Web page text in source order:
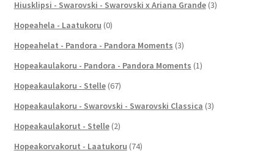
Hiusklipsi - Swarovski - Swarovski x Ariana Grande (3)
Hopeahela - Laatukoru (0)
Hopeahelat - Pandora - Pandora Moments (3)
Hopeakaulakoru - Pandora - Pandora Moments (1)
Hopeakaulakoru - Stelle (67)
Hopeakaulakoru - Swarovski - Swarovski Classica (3)
Hopeakaulakorut - Stelle (2)
Hopeakorvakorut - Laatukoru (74)